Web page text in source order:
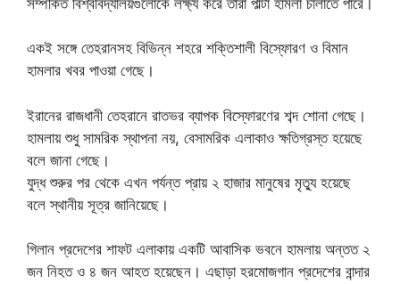
একই সঙ্গে তেহরানসহ বিভিন্ন শহরে শক্তিশালী বিস্ফোরণ ও বিমান
হামলার খবর পাওয়া গেছে।
ইরানের রাজধানী তেহরানে রাতভর ব্যাপক বিস্ফোরণের শব্দ শোনা গেছে।
হামলায় শুধু সামরিক স্থাপনা নয়, বেসামরিক এলাকাও ক্ষতিগ্রস্ত হয়েছে
বলে জানা গেছে।
যুদ্ধ শুরুর পর থেকে এখন পর্যন্ত প্রায় ২ হাজার মানুষের মৃত্যু হয়েছে
বলে স্থানীয় সূত্র জানিয়েছে।
গিলান প্রদেশের শাফট এলাকায় একটি আবাসিক ভবনে হামলায় অন্তত ২
জন নিহত ও ৪ জন আহত হয়েছেন। এছাড়া হরমোজগান প্রদেশের বান্দার